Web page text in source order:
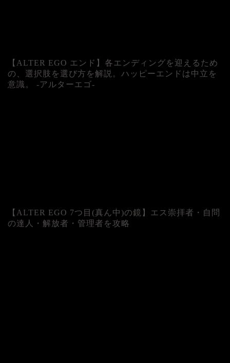
【ALTER EGO エンド】各エンディングを迎えるため
の、選択肢を選び方を解説。ハッピーエンドは中立を
意識。 -アルターエゴ-
【ALTER EGO 7つ目(真ん中)の鏡】エス崇拝者・自問
の達人・解放者・管理者を攻略